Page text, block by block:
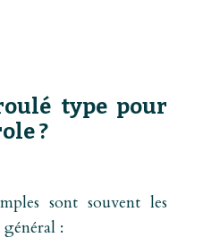
type pour
?
sont souvent les
: